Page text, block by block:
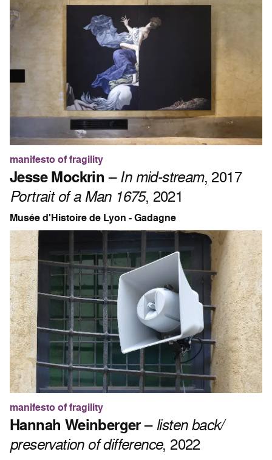
manifesto of fragility
Jesse Mockrin–In mid-stream, 2017
Portrait of a Man 1675, 2021
Musée d'Histoire de Lyon - Gadagne
manifesto of fragility
Hannah Weinberger–listen back/
preservation of difference, 2022